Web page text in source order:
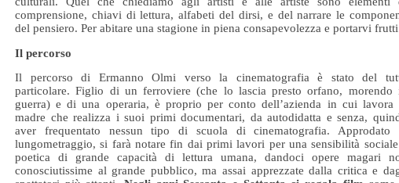
comprensione, chiavi di lettura, alfabeti del dirsi, e del narrare le
del pensiero. Per abitare una stagione in piena consapevolezza e portarvi
Il percorso
Il percorso di Ermanno Olmi verso la cinematografia è stato del
particolare. Figlio di un ferroviere (che lo lascia presto orfano, morendo
guerra) e di una operaria, è proprio per conto dell’azienda in cui lavora
madre che realizza i suoi primi documentari, da autodidatta e senza,
aver frequentato nessun tipo di scuola di cinematografia. Approdato
lungometraggio, si farà notare fin dai primi lavori per una sensibilità
poetica di grande capacità di lettura umana, dandoci opere magari
conosciutissime al grande pubblico, ma assai apprezzate dalla critica e